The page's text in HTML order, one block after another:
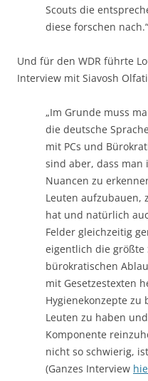
Scouts die
diese forschen
Und für den WDR führte
Interview mit Siavosh
„Im Grunde muss
die deutsche
mit PCs und
sind aber, dass man
Nuancen zu
Leuten aufzubauen,
hat und natürlich
Felder gleichzeitig
eigentlich die größte
bürokratischen
mit Gesetzestexten
Hygienekonzepte
Leuten zu haben
Komponente
nicht so schwierig,
(Ganzes Interview